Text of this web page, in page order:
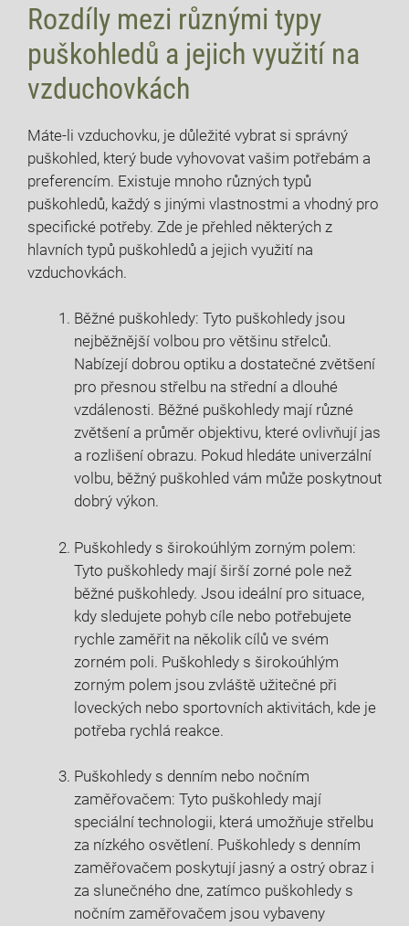
Rozdíly mezi různými typy
puškohledů a jejich využití na
vzduchovkách
Máte-li vzduchovku, je důležité vybrat si správný
puškohled, který bude vyhovovat vašim potřebám a
preferencím. Existuje mnoho různých typů
puškohledů, každý s jinými vlastnostmi a vhodný pro
specifické potřeby. Zde je přehled některých z
hlavních typů puškohledů a jejich využití na
vzduchovkách.
Běžné puškohledy: Tyto puškohledy jsou
nejběžnější volbou pro většinu střelců.
Nabízejí dobrou optiku a dostatečné zvětšení
pro přesnou střelbu na střední a dlouhé
vzdálenosti. Běžné puškohledy mají různé
zvětšení a průměr objektivu, které ovlivňují jas
a rozlišení obrazu. Pokud hledáte univerzální
volbu, běžný puškohled vám může poskytnout
dobrý výkon.
Puškohledy s širokoúhlým zorným polem:
Tyto puškohledy mají širší zorné pole než
běžné puškohledy. Jsou ideální pro situace,
kdy sledujete pohyb cíle nebo potřebujete
rychle zaměřit na několik cílů ve svém
zorném poli. Puškohledy s širokoúhlým
zorným polem jsou zvláště užitečné při
loveckých nebo sportovních aktivitách, kde je
potřeba rychlá reakce.
Puškohledy s denním nebo nočním
zaměřovačem: Tyto puškohledy mají
speciální technologii, která umožňuje střelbu
za nízkého osvětlení. Puškohledy s denním
zaměřovačem poskytují jasný a ostrý obraz i
za slunečného dne, zatímco puškohledy s
nočním zaměřovačem jsou vybaveny